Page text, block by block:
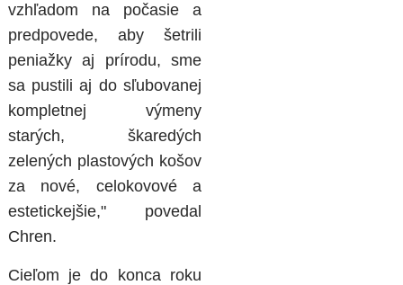
vzhľadom na počasie a
predpovede, aby šetrili
peniažky aj prírodu, sme
sa pustili aj do sľubovanej
kompletnej výmeny
starých, škaredých
zelených plastových košov
za nové, celokovové a
estetickejšie," povedal
Chren.
Cieľom je do konca roku